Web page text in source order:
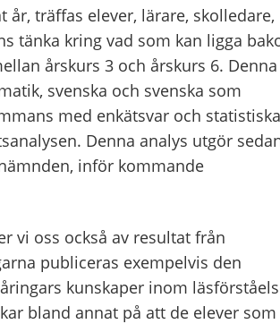
år, träffas elever, lärare, skolledare,
tänka kring vad som kan ligga
årskurs 3 och årskurs 6. Denna
svenska och svenska som
med enkätsvar och statistiska
Denna analys utgör
inför kommande
vi oss också av resultat från
publiceras exempelvis den
kunskaper inom
bland annat på att de elever som